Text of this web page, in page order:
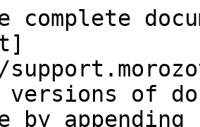
complete
versions of
by